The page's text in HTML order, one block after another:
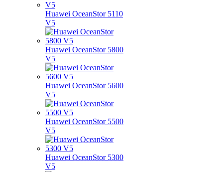
Huawei OceanStor 5110
V5
Huawei OceanStor 5800
V5
Huawei OceanStor 5600
V5
Huawei OceanStor 5500
V5
Huawei OceanStor 5300
V5